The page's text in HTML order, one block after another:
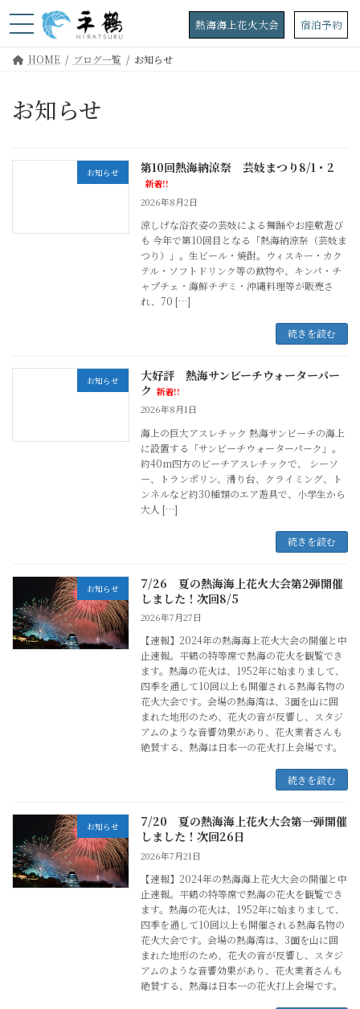
ン
ビ
熱海海上花火大会 宿泊予約
HOME ブログ一覧 お知らせ
お知らせ
お知らせ 第10回熱海納涼祭 芸妓まつり8/1・2
新着!!
2026年8月2日
涼しげな浴衣姿の芸妓による舞踊やお座敷遊び
も 今年で第10回目となる「熱海納涼祭（芸妓ま
つり）」。生ビール・焼酎。ウィスキー・カク
テル・ソフトドリンク等の飲物や、キンパ・チ
ャプチェ・海鮮チヂミ・沖縄料理等が販売さ
れ、70 […]
続きを読む
お知らせ
大好評 熱海サンビーチウォーターパー
ク 新着!!
2026年8月1日
海上の巨大アスレチック 熱海サンビーチの海上
に設置する「サンビーチウォーターパーク」。
約40m四方のビーチアスレチックで、 シーソ
ー、トランポリン、滑り台、クライミング、ト
ンネルなど約30種類のエア遊具で、小学生から
大人 […]
続きを読む
お知らせ
7/26 夏の熱海海上花火大会第2弾開催
しました！次回8/5
2026年7月27日
【速報】2024年の熱海海上花火大会の開催と中
止速報。平鶴の特等席で熱海の花火を観覧でき
ます。熱海の花火は、1952年に始まりまして、
四季を通して10回以上も開催される熱海名物の
花火大会です。会場の熱海湾は、3面を山に囲
まれた地形のため、花火の音が反響し、スタジ
アムのような音響効果があり、花火業者さんも
絶賛する、熱海は日本一の花火打上会場です。
続きを読む
お知らせ
7/20 夏の熱海海上花火大会第一弾開催
しました！次回26日
2026年7月21日
【速報】2024年の熱海海上花火大会の開催と中
止速報。平鶴の特等席で熱海の花火を観覧でき
ます。熱海の花火は、1952年に始まりまして、
四季を通して10回以上も開催される熱海名物の
花火大会です。会場の熱海湾は、3面を山に囲
まれた地形のため、花火の音が反響し、スタジ
アムのような音響効果があり、花火業者さんも
絶賛する、熱海は日本一の花火打上会場です。